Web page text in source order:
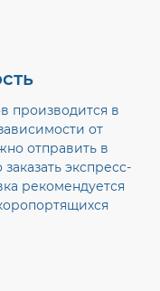
производится в
от
отправить в
экспресс-
рекомендуется